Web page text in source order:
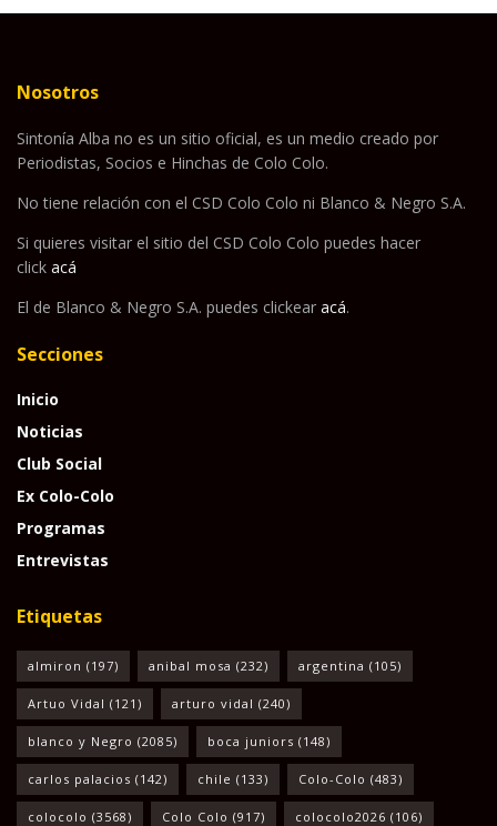
Nosotros
Sintonía Alba no es un sitio oficial, es un medio creado por
Periodistas, Socios e Hinchas de Colo Colo.
No tiene relación con el CSD Colo Colo ni Blanco & Negro S.A.
Si quieres visitar el sitio del CSD Colo Colo puedes hacer
click acá
El de Blanco & Negro S.A. puedes clickear acá.
Secciones
Inicio
Noticias
Club Social
Ex Colo-Colo
Programas
Entrevistas
Etiquetas
almiron (197) anibal mosa (232) argentina (105)
Artuo Vidal (121) arturo vidal (240)
blanco y Negro (2085) boca juniors (148)
carlos palacios (142) chile (133) Colo-Colo (483)
colocolo (3568) Colo Colo (917) colocolo2026 (106)